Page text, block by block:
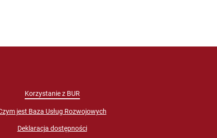
Korzystanie z BUR
jest Baza Usług Rozwojowych
Deklaracja dostępności